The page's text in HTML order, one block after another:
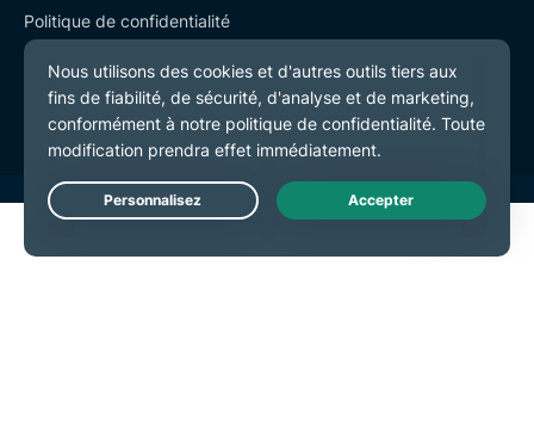
Politique de confidentialité
Conditions de service
Préférences de cookies
Live Chat